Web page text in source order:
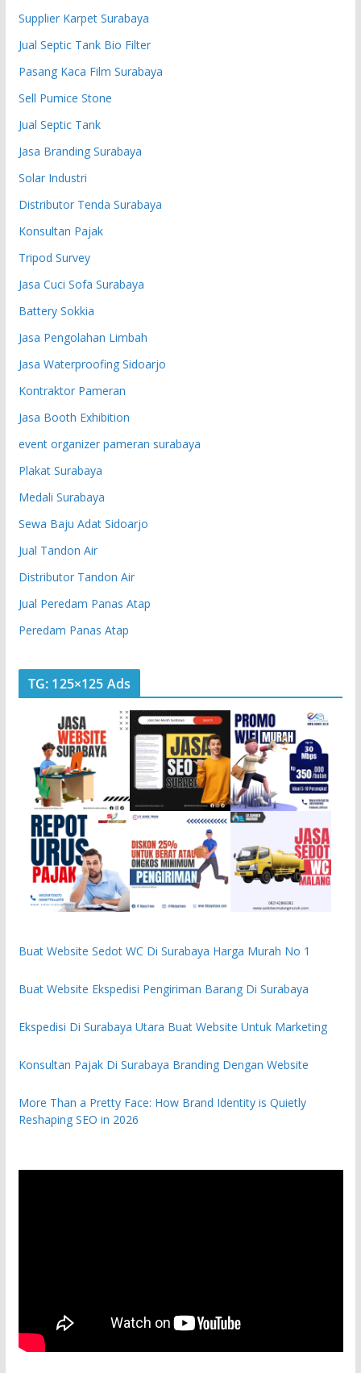
Supplier Karpet Surabaya
Jual Septic Tank Bio Filter
Pasang Kaca Film Surabaya
Sell Pumice Stone
Jual Septic Tank
Jasa Branding Surabaya
Solar Industri
Distributor Tenda Surabaya
Konsultan Pajak
Tripod Survey
Jasa Cuci Sofa Surabaya
Battery Sokkia
Jasa Pengolahan Limbah
Jasa Waterproofing Sidoarjo
Kontraktor Pameran
Jasa Booth Exhibition
event organizer pameran surabaya
Plakat Surabaya
Medali Surabaya
Sewa Baju Adat Sidoarjo
Jual Tandon Air
Distributor Tandon Air
Jual Peredam Panas Atap
Peredam Panas Atap
TG: 125×125 Ads
Buat Website Sedot WC Di Surabaya Harga Murah No 1
Buat Website Ekspedisi Pengiriman Barang Di Surabaya
Ekspedisi Di Surabaya Utara Buat Website Untuk Marketing
Konsultan Pajak Di Surabaya Branding Dengan Website
More Than a Pretty Face: How Brand Identity is Quietly
Reshaping SEO in 2026